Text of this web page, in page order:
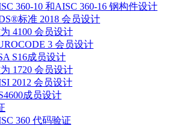
360-10 和AISC 360-16 钢构件设计
标准 2018 会员设计
4100 会员设计
3 会员设计
S16成员设计
1720 会员设计
2012 会员设计
成员设计
360 代码验证